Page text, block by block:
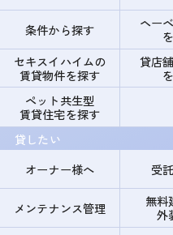
条件から探す
ヘー
セキスイハイムの
賃貸物件を探す
貸店
ペット共生型
賃貸住宅を探す
貸したい
オーナー様へ
受
メンテナンス管理
無料
外